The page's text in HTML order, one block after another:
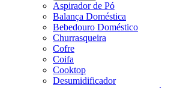
Aspirador de Pó
Balança Doméstica
Bebedouro Doméstico
Churrasqueira
Cofre
Coifa
Cooktop
Desumidificador